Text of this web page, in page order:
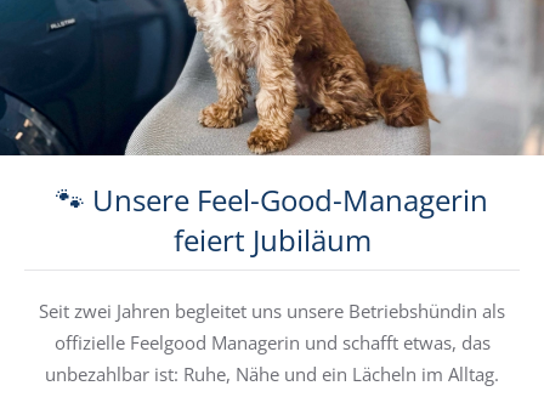
🐾 Unsere Feel-Good-Managerin
feiert Jubiläum
Seit zwei Jahren begleitet uns unsere Betriebs­hündin als
offizielle Feelgood Managerin und schafft etwas, das
unbezahlbar ist: Ruhe, Nähe und ein Lächeln im Alltag.